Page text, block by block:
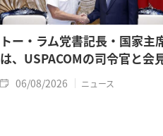
トー・ラム党書記長・国家主
は、USPACOMの司令官と会
06/08/2026 ニュース